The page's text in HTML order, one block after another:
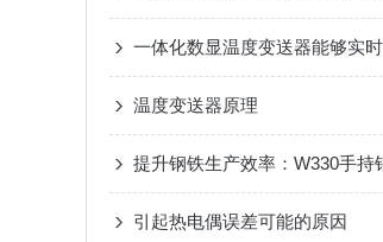
温度变送器原理
引起热电偶误差可能的原因